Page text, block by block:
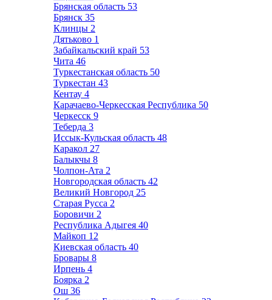
Брянская область 53
Брянск 35
Клинцы 2
Дятьково 1
Забайкальский край 53
Чита 46
Туркестанская область 50
Туркестан 43
Кентау 4
Карачаево-Черкесская Республика 50
Черкесск 9
Теберда 3
Иссык-Кульская область 48
Каракол 27
Балыкчы 8
Чолпон-Ата 2
Новгородская область 42
Великий Новгород 25
Старая Русса 2
Боровичи 2
Республика Адыгея 40
Майкоп 12
Киевская область 40
Бровары 8
Ирпень 4
Боярка 2
Ош 36